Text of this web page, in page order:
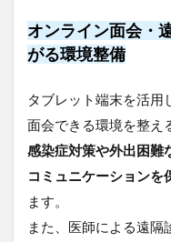
環
境
に
お
る
課
と
導
オンライン面会・
がる環境整備
タブレット端末を活用
面会できる環境を整え
感染症対策や外出困難
コミュニケーションを
ます。
また、医師による遠